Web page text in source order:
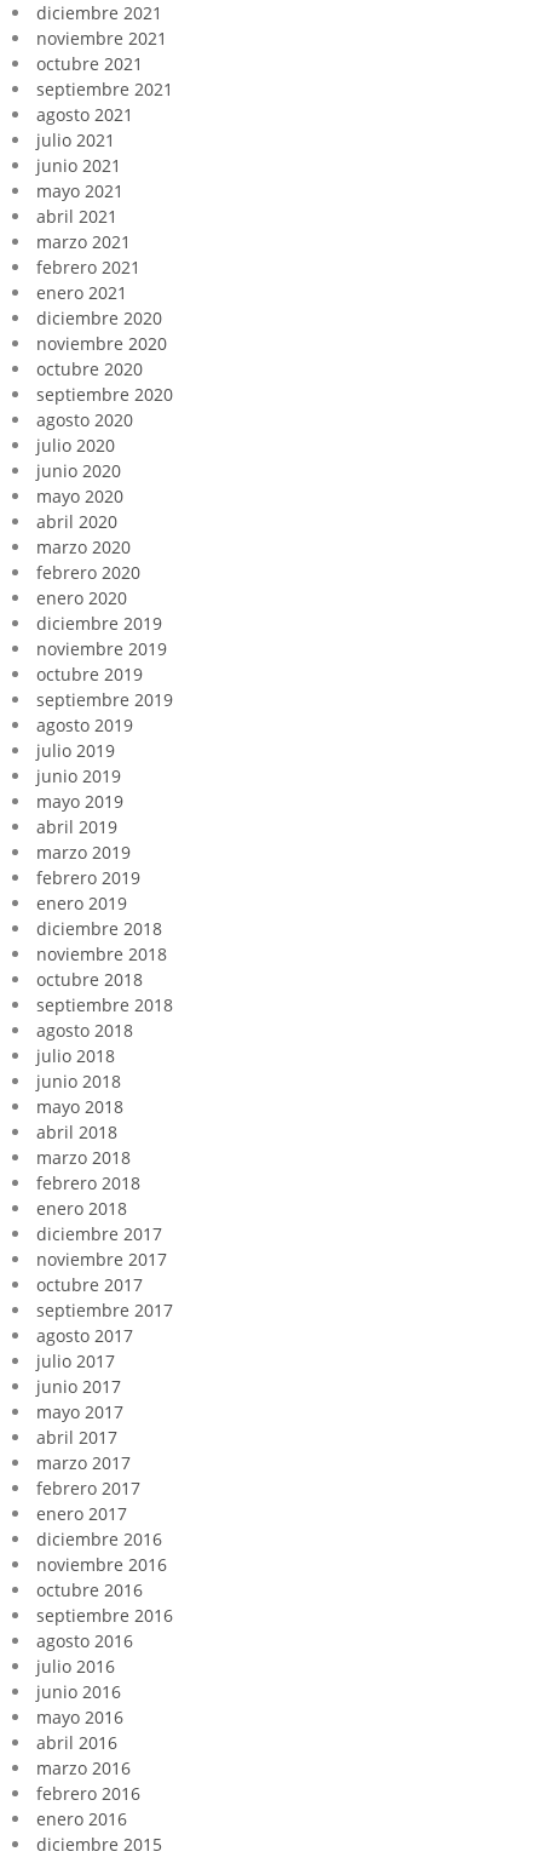
diciembre 2021
noviembre 2021
octubre 2021
septiembre 2021
agosto 2021
julio 2021
junio 2021
mayo 2021
abril 2021
marzo 2021
febrero 2021
enero 2021
diciembre 2020
noviembre 2020
octubre 2020
septiembre 2020
agosto 2020
julio 2020
junio 2020
mayo 2020
abril 2020
marzo 2020
febrero 2020
enero 2020
diciembre 2019
noviembre 2019
octubre 2019
septiembre 2019
agosto 2019
julio 2019
junio 2019
mayo 2019
abril 2019
marzo 2019
febrero 2019
enero 2019
diciembre 2018
noviembre 2018
octubre 2018
septiembre 2018
agosto 2018
julio 2018
junio 2018
mayo 2018
abril 2018
marzo 2018
febrero 2018
enero 2018
diciembre 2017
noviembre 2017
octubre 2017
septiembre 2017
agosto 2017
julio 2017
junio 2017
mayo 2017
abril 2017
marzo 2017
febrero 2017
enero 2017
diciembre 2016
noviembre 2016
octubre 2016
septiembre 2016
agosto 2016
julio 2016
junio 2016
mayo 2016
abril 2016
marzo 2016
febrero 2016
enero 2016
diciembre 2015